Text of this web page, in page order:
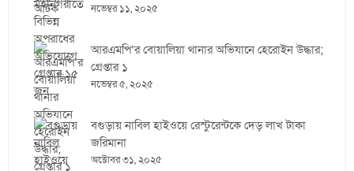
নভেম্বর ১১, ২০২৫
আরএমপি’র বোয়ালিয়া থানার অভিযানে হেরোইন উদ্ধার;
গ্রেপ্তার ১
নভেম্বর ৫, ২০২৫
বগুড়ায় নাবিল হাইওয়ে রেস্টুরেন্টকে দেড় লাখ টাকা
জরিমানা
অক্টোবর ৩১, ২০২৫